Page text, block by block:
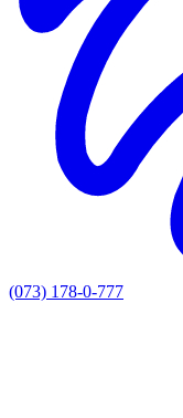
(073) 178-0-777